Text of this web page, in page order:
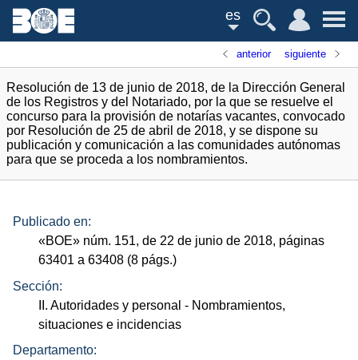
es
anterior siguiente
Resolución de 13 de junio de 2018, de la Dirección General
de los Registros y del Notariado, por la que se resuelve el
concurso para la provisión de notarías vacantes, convocado
por Resolución de 25 de abril de 2018, y se dispone su
publicación y comunicación a las comunidades autónomas
para que se proceda a los nombramientos.
Publicado en:
«BOE» núm. 151, de 22 de junio de 2018, páginas
63401 a 63408 (8 págs.)
Sección:
II. Autoridades y personal - Nombramientos,
situaciones e incidencias
Departamento: